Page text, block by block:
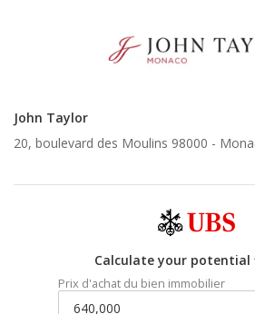
John Taylor
20, boulevard des Moulins 98000 -
Calculate your potential
Prix d'achat du bien immobilier